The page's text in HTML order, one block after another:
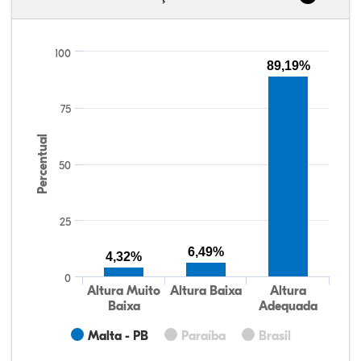
Percentual
Malta - PB Paraíba Brasil
Altura Muito
Baixa
Altura Baixa
Altura
Adequada
0
100
25
50
75
4,32% 6,49%
89,19%